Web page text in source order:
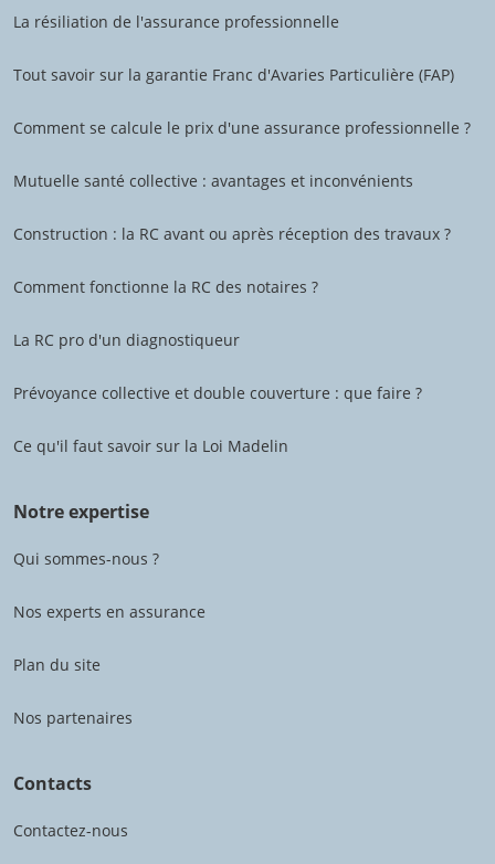
La résiliation de l'assurance professionnelle
Tout savoir sur la garantie Franc d'Avaries Particulière (FAP)
Comment se calcule le prix d'une assurance professionnelle ?
Mutuelle santé collective : avantages et inconvénients
Construction : la RC avant ou après réception des travaux ?
Comment fonctionne la RC des notaires ?
La RC pro d'un diagnostiqueur
Prévoyance collective et double couverture : que faire ?
Ce qu'il faut savoir sur la Loi Madelin
Notre expertise
Qui sommes-nous ?
Nos experts en assurance
Plan du site
Nos partenaires
Contacts
Contactez-nous